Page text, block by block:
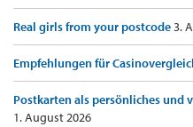
Real girls from your postcode3.
Empfehlungen für
Postkarten als persönliches
1. August 2026